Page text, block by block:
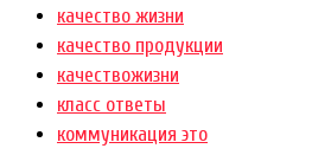
качество жизни
качество продукции
качествожизни
класс ответы
коммуникация это